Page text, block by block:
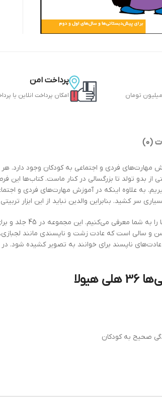
پرداخت امن
امکان پرداخت انلاین یا
(0)
فردی و اجتماعی به کودکان وجود دارد. هر
از بدو تولد تا بزرگسالی در کنار ماست. کتاب‌ها
به علاوه اینکه در آموزش مهارت‌های فردی و
سر کشید. بنابراین والدین نباید از این ابزار
و سالی است که عادت زشت و ناپسندی مانند
ناپسند برای خوانند به تصویر کشیده شود. در
صحیح به کودکان